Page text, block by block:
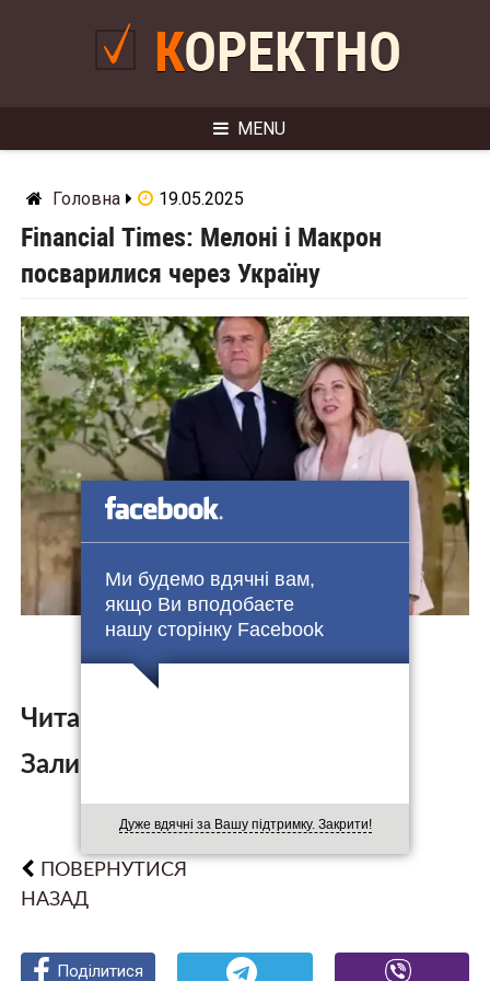
Ми будемо вдячні вам,
якщо Ви вподобаєте
нашу сторінку Facebook
Дуже вдячні за Вашу підтримку. Закрити!
КОРЕКТНО
MENU
Головна 19.05.2025
Financial Times: Мелоні і Макрон
посварилися через Україну
Читайте також:
Залишити коментар:
ПОВЕРНУТИСЯ
НАЗАД
Поділитися